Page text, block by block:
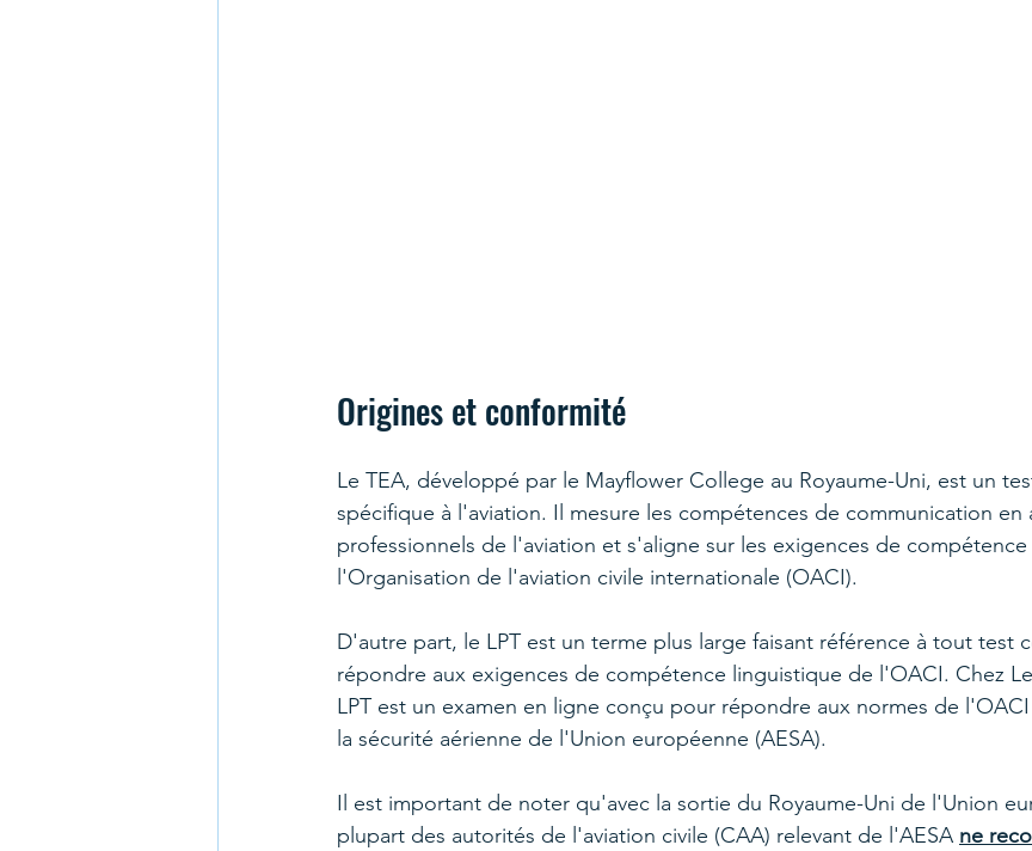
Origines et conformité
Le TEA, développé par le Mayflower College au Royaume-Uni, est un
spécifique à l'aviation. Il mesure les compétences de communication en
professionnels de l'aviation et s'aligne sur les exigences de
l'Organisation de l'aviation civile internationale (OACI).
D'autre part, le LPT est un terme plus large faisant référence à tout test
répondre aux exigences de compétence linguistique de l'OACI. Chez
LPT est un examen en ligne conçu pour répondre aux normes de
la sécurité aérienne de l'Union européenne (AESA).
Il est important de noter qu'avec la sortie du Royaume-Uni de l'Union
plupart des autorités de l'aviation civile (CAA) relevant de l'AESA ne